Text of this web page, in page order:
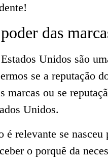
das
Unidos são
se a reputação
marcas ou se
Unidos.
é relevante se
o porquê da